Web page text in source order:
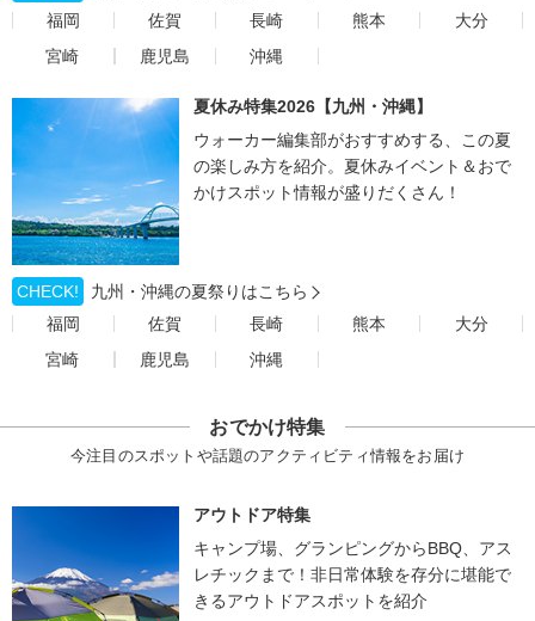
福岡
佐賀 長崎 熊本
大分
宮崎
鹿児島 沖縄
夏休み特集2026【九州・沖縄】
ウォーカー編集部がおすすめする、この夏
の楽しみ方を紹介。夏休みイベント＆おで
かけスポット情報が盛りだくさん！
CHECK!
九州・沖縄の夏祭りはこちら
福岡
佐賀 長崎 熊本
大分
宮崎
鹿児島 沖縄
おでかけ特集
今注目のスポットや話題のアクティビティ情報をお届け
アウトドア特集
キャンプ場、グランピングからBBQ、アス
レチックまで！非日常体験を存分に堪能で
きるアウトドアスポットを紹介